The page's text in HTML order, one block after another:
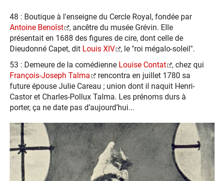
48 : Boutique à l'enseigne du Cercle Royal, fondée par
Antoine Benoîst
, ancêtre du musée Grévin. Elle
présentait en 1688 des figures de cire, dont celle de
Dieudonné Capet, dit Louis XIV
, le "roi mégalo-soleil".
53 : Demeure de la comédienne Louise Contat
, chez qui
François-Joseph Talma
rencontra en juillet 1780 sa
future épouse Julie Careau ; union dont il naquit Henri-
Castor et Charles-Pollux Talma. Les prénoms durs à
porter, ça ne date pas d’aujourd’hui...